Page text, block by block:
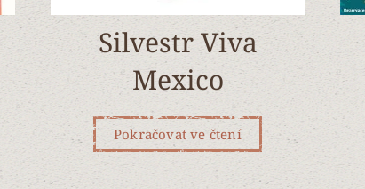
Silvestr Viva
Mexico
Pokračovat ve čtení